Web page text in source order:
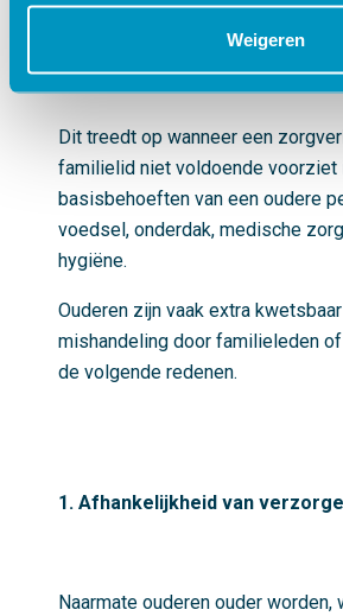
Weigeren
Dit treedt op wanneer een
familielid niet voldoende voorziet
basisbehoeften van een oudere
voedsel, onderdak, medische
hygiëne.
Ouderen zijn vaak extra
mishandeling door familieleden
de volgende redenen.
1. Afhankelijkheid van
Naarmate ouderen ouder worden,